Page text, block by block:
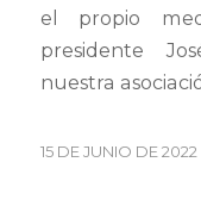
el propio
presidente
nuestra
15 DE JUNIO DE 2022